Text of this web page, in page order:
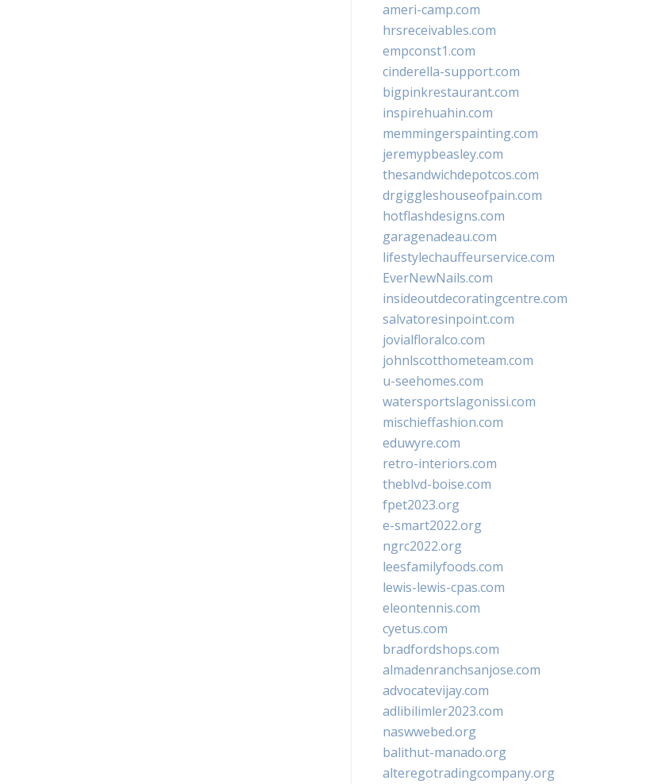
ameri-camp.com
hrsreceivables.com
empconst1.com
cinderella-support.com
bigpinkrestaurant.com
inspirehuahin.com
memmingerspainting.com
jeremypbeasley.com
thesandwichdepotcos.com
drgiggleshouseofpain.com
hotflashdesigns.com
garagenadeau.com
lifestylechauffeurservice.com
EverNewNails.com
insideoutdecoratingcentre.com
salvatoresinpoint.com
jovialfloralco.com
johnlscotthometeam.com
u-seehomes.com
watersportslagonissi.com
mischieffashion.com
eduwyre.com
retro-interiors.com
theblvd-boise.com
fpet2023.org
e-smart2022.org
ngrc2022.org
leesfamilyfoods.com
lewis-lewis-cpas.com
eleontennis.com
cyetus.com
bradfordshops.com
almadenranchsanjose.com
advocatevijay.com
adlibilimler2023.com
naswwebed.org
balithut-manado.org
alteregotradingcompany.org